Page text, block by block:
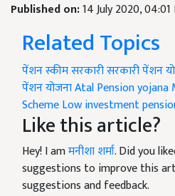
Published on:14 July 2020, 04:01
Related Topics
पेंशन स्कीमसरकारीसरकारी पेंशन
पेंशन योजनाAtal Pension yojana
SchemeLow investment
Like this article?
Hey! I amमनीशा शर्मा. Did you
suggestions to improve this
suggestions and feedback.